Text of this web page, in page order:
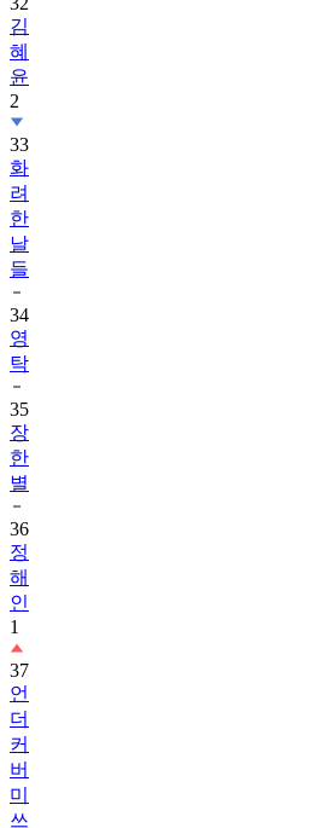
김
혜
윤
2
33
화
려
한
날
들
34
영
탁
35
장
한
별
36
정
해
인
1
37
언
더
커
버
미
쓰